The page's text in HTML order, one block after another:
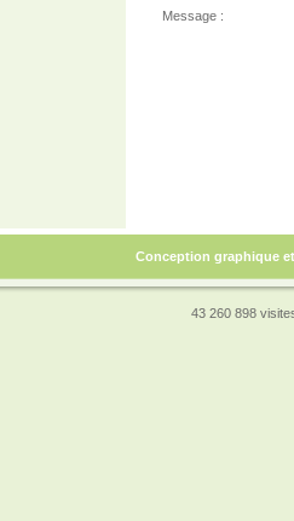
Message :
Conception graphique
43 260 898